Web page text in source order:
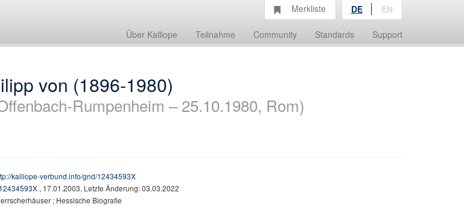
Über Kalliope Teilnahme Community Standards Support
Merkliste DE EN
von (1896-1980)
Rumpenheim – 25.10.1980, Rom)
kalliope-verbund.info/gnd/12434593X
, 17.01.2003, Letzte Änderung: 03.03.2022
; Hessische Biografie